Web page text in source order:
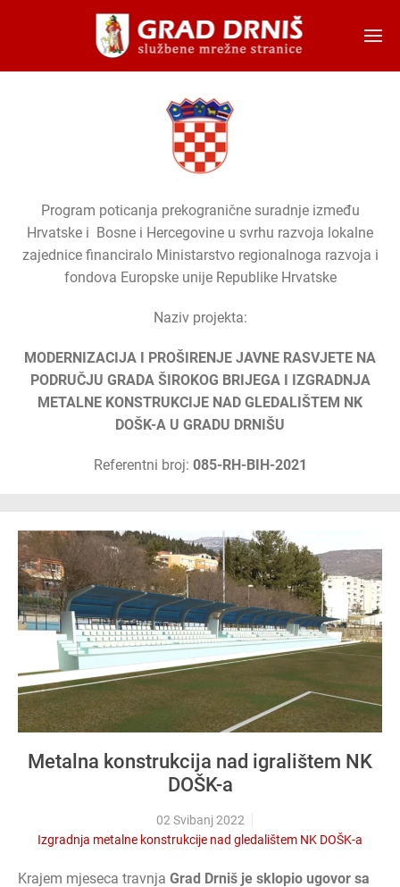
Skip to main content
Program poticanja prekogranične suradnje između
Hrvatske i Bosne i Hercegovine u svrhu razvoja lokalne
zajednice financiralo Ministarstvo regionalnoga razvoja i
fondova Europske unije Republike Hrvatske
Naziv projekta:
MODERNIZACIJA I PROŠIRENJE JAVNE RASVJETE NA
PODRUČJU GRADA ŠIROKOG BRIJEGA I IZGRADNJA
METALNE KONSTRUKCIJE NAD GLEDALIŠTEM NK
DOŠK-A U GRADU DRNIŠU
Referentni broj: 085-RH-BIH-2021
Metalna konstrukcija nad igralištem NK
DOŠK-a
02 Svibanj 2022
Izgradnja metalne konstrukcije nad gledalištem NK DOŠK-a
Krajem mjeseca travnja Grad Drniš je sklopio ugovor sa